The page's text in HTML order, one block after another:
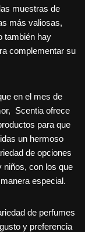
muestras de
más valiosas,
también hay
complementar su
en el mes de
Scentia ofrece
para que
un hermoso
de opciones
niños, con los que
especial.
de perfumes
y preferencia